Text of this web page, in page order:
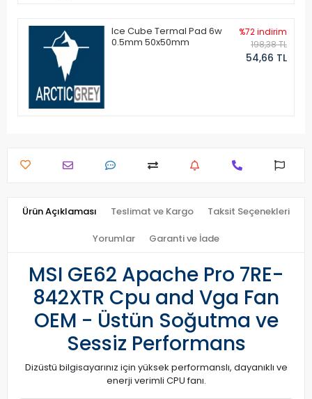
Ice Cube Termal Pad 6w
0.5mm 50x50mm
%72 indirim
198,38 TL
54,66 TL
Ürün Açıklaması Teslimat ve Kargo Taksit Seçenekleri
Yorumlar Garanti ve İade
MSI GE62 Apache Pro 7RE-
842XTR Cpu and Vga Fan
OEM - Üstün Soğutma ve
Sessiz Performans
Dizüstü bilgisayarınız için yüksek performanslı, dayanıklı ve
enerji verimli CPU fanı.